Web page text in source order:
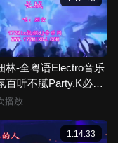
你终会明白(Dj13K
清晰度不够或无法播
谢！
信息，若您发现有相
诉 ，一旦核实，平台
法拥有者，如有侵
林-全粤语Electro音乐
百听不腻Party.K必备
串烧
播放
1:14:33